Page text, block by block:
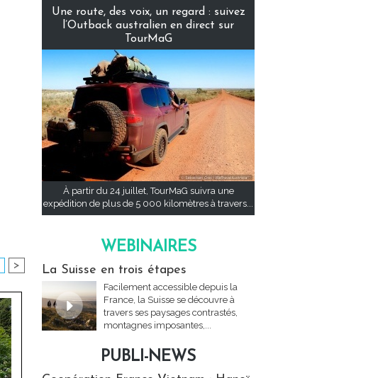
>
Une route, des voix, un regard : suivez
l’Outback australien en direct sur
TourMaG
À partir du 24 juillet, TourMaG suivra une
expédition de plus de 5 000 kilomètres à travers...
WEBINAIRES
La Suisse en trois étapes
Facilement accessible depuis la
France, la Suisse se découvre à
travers ses paysages contrastés,
montagnes imposantes,...
PUBLI-NEWS